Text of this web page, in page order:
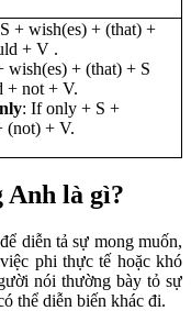
+ wish(es) + (that) +
+ V .
wish(es) + (that) + S
+ not + V.
: If only + S +
(not) + V.
Anh là gì?
diễn tả sự mong muốn,
phi thực tế hoặc khó
nói thường bày tỏ sự
thể diễn biến khác đi.